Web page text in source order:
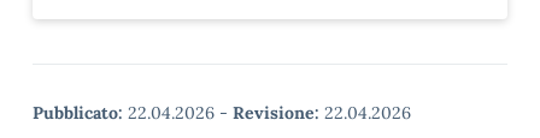
Pubblicato: 22.04.2026 - Revisione: 22.04.2026